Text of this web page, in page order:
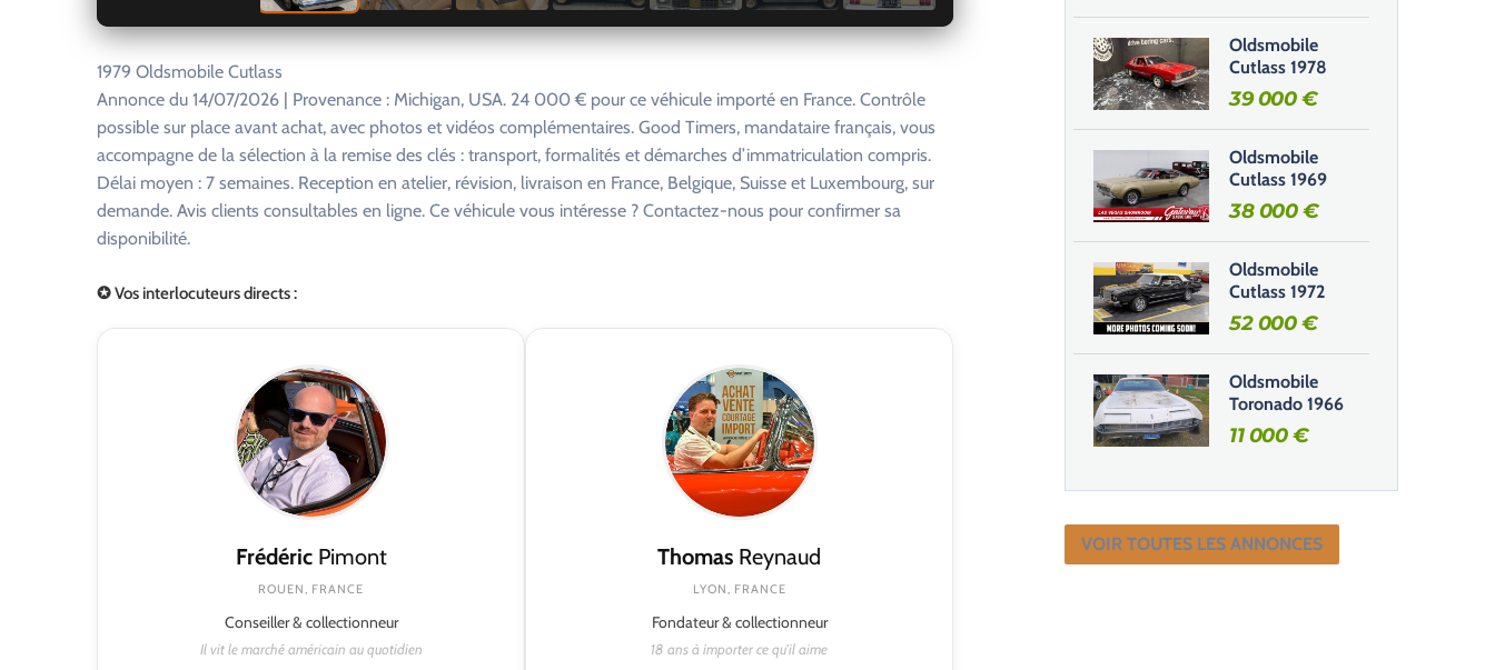
1979 Oldsmobile Cutlass
Annonce du 14/07/2026 | Provenance : Michigan, USA. 24 000 € pour ce véhicule importé en France. Contrôle
possible sur place avant achat, avec photos et vidéos complémentaires. Good Timers, mandataire français, vous
accompagne de la sélection à la remise des clés : transport, formalités et démarches d’immatriculation compris.
Délai moyen : 7 semaines. Reception en atelier, révision, livraison en France, Belgique, Suisse et Luxembourg, sur
demande. Avis clients consultables en ligne. Ce véhicule vous intéresse ? Contactez-nous pour confirmer sa
disponibilité.
✪ Vos interlocuteurs directs :
FrédéricPimont
ROUEN, FRANCE
Conseiller & collectionneur
Il vit le marché américain au quotidien
Thomas Reynaud
LYON, FRANCE
Fondateur & collectionneur
18 ans à importer ce qu'il aime
Oldsmobile
Cutlass 1978
39 000€
Oldsmobile
Cutlass 1969
38 000€
Oldsmobile
Cutlass 1972
52 000€
Oldsmobile
Toronado 1966
11 000€
VOIR TOUTES LES ANNONCES